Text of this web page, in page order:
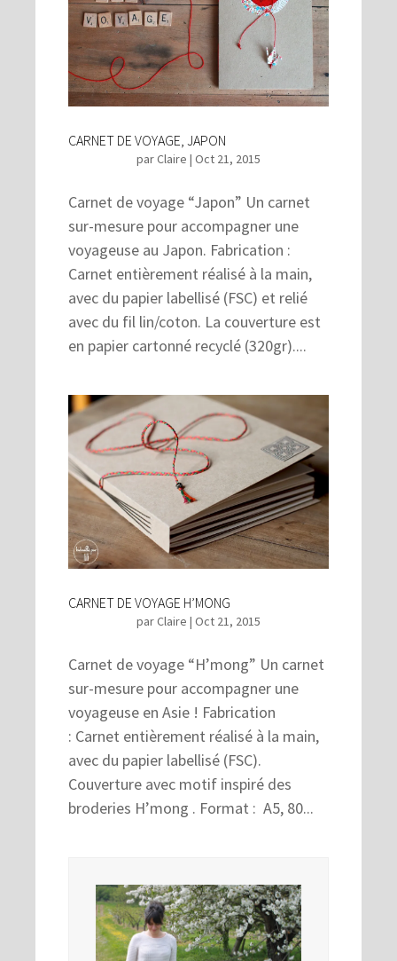
CARNET DE VOYAGE, JAPON
parClaire | Oct 21, 2015
Carnet de voyage “Japon” Un carnet
sur-mesure pour accompagner une
voyageuse au Japon. Fabrication :
Carnet entièrement réalisé à la main,
avec du papier labellisé (FSC) et relié
avec du fil lin/coton. La couverture est
en papier cartonné recyclé (320gr)....
CARNET DE VOYAGE H’MONG
parClaire | Oct 21, 2015
Carnet de voyage “H’mong” Un carnet
sur-mesure pour accompagner une
voyageuse en Asie ! Fabrication
: Carnet entièrement réalisé à la main,
avec du papier labellisé (FSC).
Couverture avec motif inspiré des
broderies H’mong . Format : A5, 80...